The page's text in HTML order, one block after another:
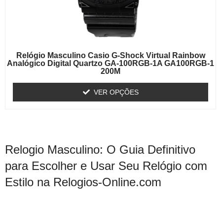
Relógio Masculino Casio G-Shock Virtual Rainbow
Analógico Digital Quartzo GA-100RGB-1A GA100RGB-1
200M
VER OPÇÕES
Relogio Masculino: O Guia Definitivo
para Escolher e Usar Seu Relógio com
Estilo na Relogios-Online.com